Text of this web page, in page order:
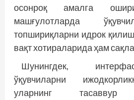
осонроқ амалга
машғулотларда
топшириқларни идрок
вақт хотираларида ҳам
Шунингдек,
ўқувчиларни
уларнинг тасаввур